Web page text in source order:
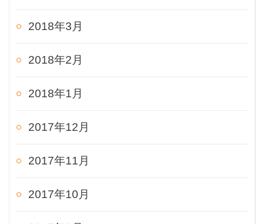
2018年3月
2018年2月
2018年1月
2017年12月
2017年11月
2017年10月